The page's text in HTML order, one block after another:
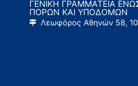
ΓΕΝΙΚΗ ΓΡΑΜΜΑΤΕΙΑ
ΠΟΡΩΝ ΚΑΙ ΥΠΟΔΟΜΩΝ
Λεωφόρος Αθηνών 58,